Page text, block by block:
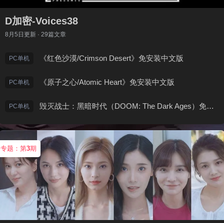
D加密-Voices38
8月5日更新 · 29篇文章
PC单机 《红色沙漠/Crimson Desert》免安装中文版
PC单机 《原子之心/Atomic Heart》免安装中文版
PC单机 毁灭战士：黑暗时代（DOOM: The Dark Ages）免安装中文版
专题：第3期